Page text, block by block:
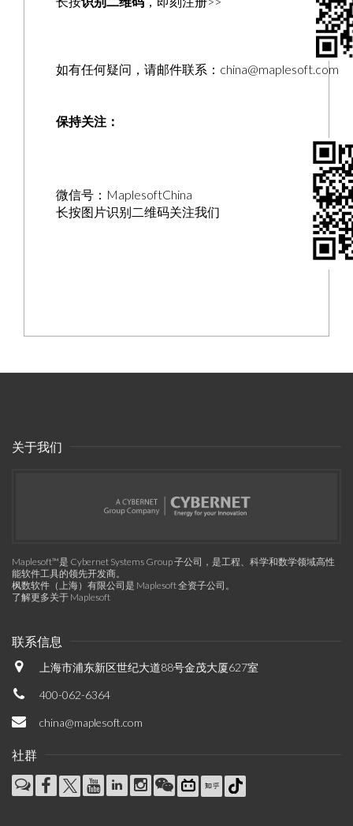
如有任何疑问，请邮件联系：china@maplesoft.com
保持关注：
微信号：MaplesoftChina
长按图片识别二维码关注我们
关于我们
Maplesoft™是 Cybernet Systems Group 子公司，是工程、科学和数学领域高性
能软件工具的领先开发商。
枫数软件（上海）有限公司是 Maplesoft 全资子公司。
了解更多关于 Maplesoft
联系信息
上海市浦东新区世纪大道88号金茂大厦627室
400-062-6364
china@maplesoft.com
社群